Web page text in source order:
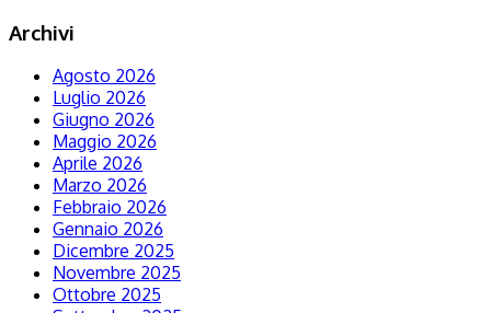
Archivi
Agosto 2026
Luglio 2026
Giugno 2026
Maggio 2026
Aprile 2026
Marzo 2026
Febbraio 2026
Gennaio 2026
Dicembre 2025
Novembre 2025
Ottobre 2025